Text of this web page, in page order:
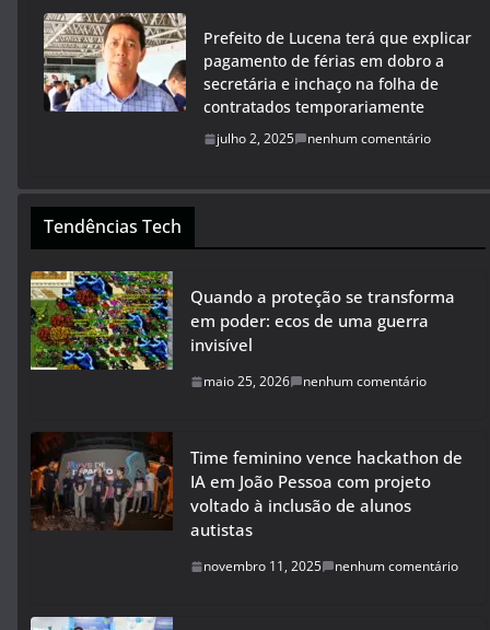
Prefeito de Lucena terá que explicar
pagamento de férias em dobro a
secretária e inchaço na folha de
contratados temporariamente
julho 2, 2025 nenhum comentário
Tendências Tech
Quando a proteção se transforma
em poder: ecos de uma guerra
invisível
maio 25, 2026 nenhum comentário
Time feminino vence hackathon de
IA em João Pessoa com projeto
voltado à inclusão de alunos
autistas
novembro 11, 2025 nenhum comentário